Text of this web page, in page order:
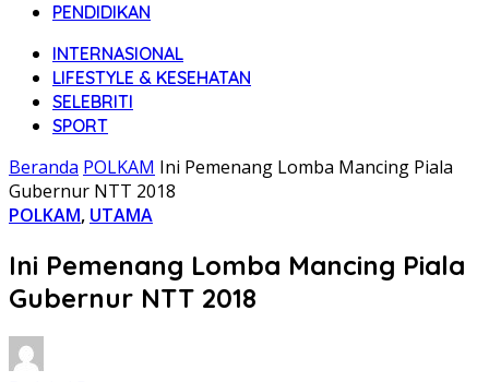
PENDIDIKAN
INTERNASIONAL
LIFESTYLE & KESEHATAN
SELEBRITI
SPORT
Beranda POLKAM Ini Pemenang Lomba Mancing Piala
Gubernur NTT 2018
POLKAM, UTAMA
Ini Pemenang Lomba Mancing Piala
Gubernur NTT 2018